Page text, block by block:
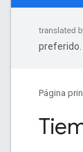
preferido.
Página